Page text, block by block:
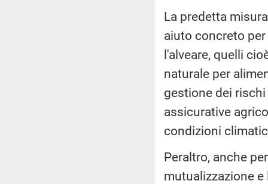
La predetta
aiuto concreto
l'alveare, quelli
naturale per
gestione dei
assicurative
condizioni
Peraltro, anche
mutualizzazione